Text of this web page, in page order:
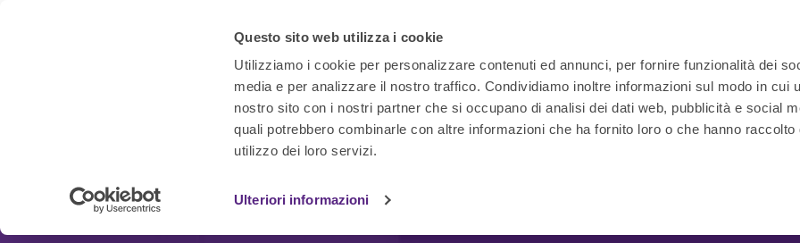
Questo sito web utilizza i cookie
Utilizziamo i cookie per personalizzare contenuti ed annunci, per fornire funzionalità dei
media e per analizzare il nostro traffico. Condividiamo inoltre informazioni sul modo in cui
nostro sito con i nostri partner che si occupano di analisi dei dati web, pubblicità e social
quali potrebbero combinarle con altre informazioni che ha fornito loro o che hanno raccolto
utilizzo dei loro servizi.
Ulteriori informazioni
Ufficio
direzionale
Ufficio
operativo
Sale
meeting
Reception
e Call Center